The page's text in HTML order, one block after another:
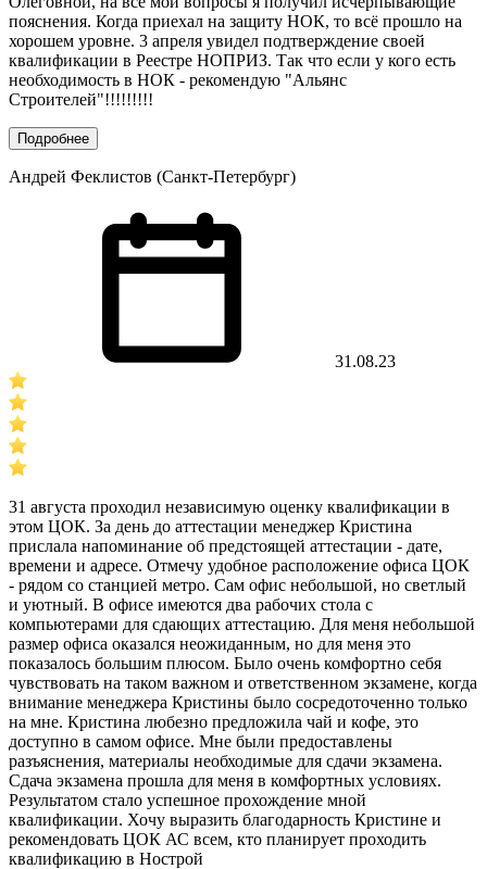
пояснения. Когда приехал на защиту НОК, то всё прошло на
хорошем уровне. 3 апреля увидел подтверждение своей
квалификации в Реестре НОПРИЗ. Так что если у кого есть
необходимость в НОК - рекомендую "Альянс
Строителей"!!!!!!!!!
Подробнее
Андрей Феклистов (Санкт-Петербург)
31.08.23
31 августа проходил независимую оценку квалификации в
этом ЦОК. За день до аттестации менеджер Кристина
прислала напоминание об предстоящей аттестации - дате,
времени и адресе. Отмечу удобное расположение офиса ЦОК
- рядом со станцией метро. Сам офис небольшой, но светлый
и уютный. В офисе имеются два рабочих стола с
компьютерами для сдающих аттестацию. Для меня небольшой
размер офиса оказался неожиданным, но для меня это
показалось большим плюсом. Было очень комфортно себя
чувствовать на таком важном и ответственном экзамене, когда
внимание менеджера Кристины было сосредоточенно только
на мне. Кристина любезно предложила чай и кофе, это
доступно в самом офисе. Мне были предоставлены
разъяснения, материалы необходимые для сдачи экзамена.
Сдача экзамена прошла для меня в комфортных условиях.
Результатом стало успешное прохождение мной
квалификации. Хочу выразить благодарность Кристине и
рекомендовать ЦОК АС всем, кто планирует проходить
квалификацию в Нострой